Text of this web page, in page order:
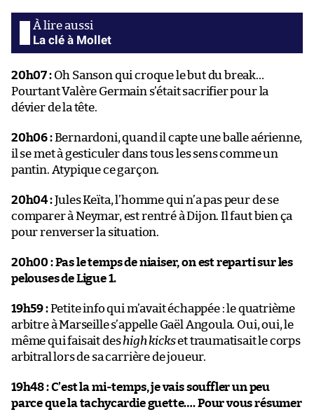
La clé à Mollet
20h07 :Oh Sanson qui croque le but du break…
Pourtant Valère Germain s’était sacrifier pour la
dévier de la tête.
20h06 :Bernardoni, quand il capte une balle aérienne,
il se met à gesticuler dans tous les sens comme un
pantin. Atypique ce garçon.
20h04 :Jules Keïta, l’homme qui n’a pas peur de se
comparer à Neymar, est rentré à Dijon. Il faut bien ça
pour renverser la situation.
20h00 : Pas le temps de niaiser, on est reparti sur les
pelouses de Ligue 1.
19h59 :Petite info qui m’avait échappée : le quatrième
arbitre à Marseille s’appelle Gaël Angoula. Oui, oui, le
même qui faisait deshigh kickset traumatisait le corps
arbitral lors de sa carrière de joueur.
19h48 : C’est la mi-temps, je vais souffler un peu
parce que la tachycardie guette…. Pour vous résumer